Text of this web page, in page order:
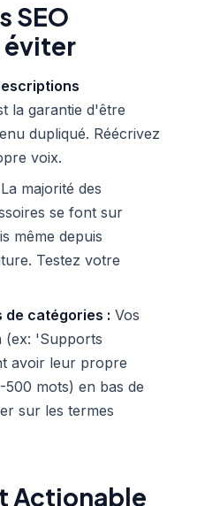
SEO
éviter
la garantie d'être
dupliqué. Réécrivez
voix.
La majorité des
se font sur
même depuis
Testez votre
de catégories : Vos
(ex: 'Supports
avoir leur propre
mots) en bas de
sur les termes
Actionable